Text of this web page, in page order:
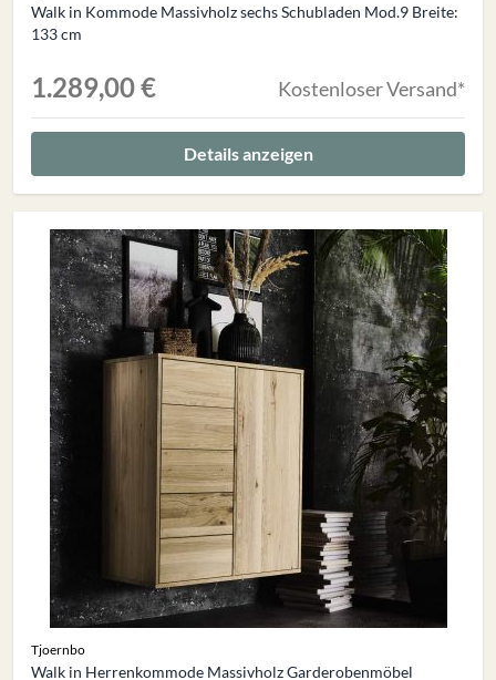
Walk in Kommode Massivholz sechs Schubladen Mod.9 Breite:
133 cm
1.289,00 € Kostenloser Versand*
Details anzeigen
Tjoernbo
Walk in Herrenkommode Massivholz Garderobenmöbel